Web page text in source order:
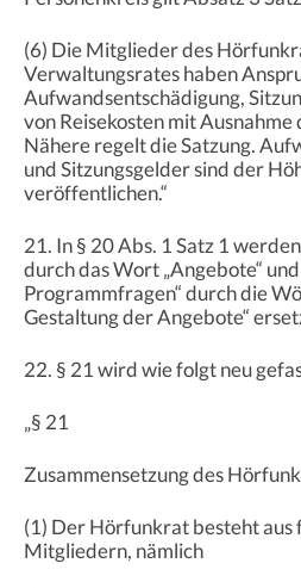
(6) Die Mitglieder des
Verwaltungsrates haben
Aufwandsentschädigung,
von Reisekosten mit Ausnahme
Nähere regelt die Satzung.
und Sitzungsgelder sind der
veröffentlichen.“
21. In § 20 Abs. 1 Satz 1
durch das Wort „Angebote“
Programmfragen“ durch die
Gestaltung der Angebote“
22. § 21 wird wie folgt neu
„§ 21
Zusammensetzung des
(1) Der Hörfunkrat besteht
Mitgliedern, nämlich